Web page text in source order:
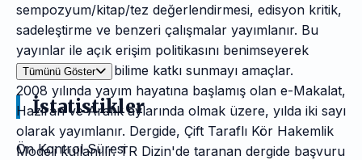
sempozyum/kitap/tez değerlendirmesi, edisyon kritik,
sadeleştirme ve benzeri çalışmalar yayımlanır. Bu
yayınlar ile açık erişim politikasını benimseyerek
İlahiyat alalında bilime katkı sunmayı amaçlar.
2008 yılında yayım hayatına başlamış olan e-Makalat,
Haziran ve Aralık aylarında olmak üzere, yılda iki sayı
olarak yayımlanır. Dergide, Çift Taraflı Kör Hakemlik
Modeli kullanılır. TR Dizin'de taranan dergide başvuru
Tümünü Göster
İstatistikler
Ön Kontrol Süresi